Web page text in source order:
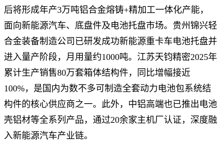
后将形成年产3万吨铝合金熔铸+精加工一体化产能，
面向新能源汽车、底盘件及电池托盘市场。贵州锦兴轻
合金装备制造公司已研发成功新能源重卡车电池托盘并
进入量产阶段，月用量约1000吨。江苏天钧精密2025年
累计生产销售80万套箱体结构件，同比增幅接近
100%，是国内为数不多可制造全套动力电池包系统结
构件的核心供应商之一。此外，中铝高端也已推出电池
壳铝材等全系列产品，通过20余家主机厂认证，深度融
入新能源汽车产业链。